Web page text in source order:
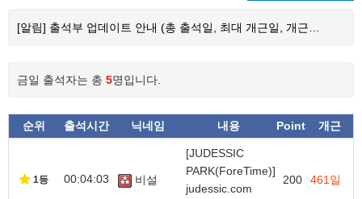
[알림] 출석부 업데이트 안내 (총 출석일, 최대 개근일, 개근…
금일 출석자는 총 5명입니다.
순위 출석시간 닉네임 내용 Point 개근
1등 00:04:03 비설
[JUDESSIC
PARK(ForeTime)]
judessic.com
200 461일